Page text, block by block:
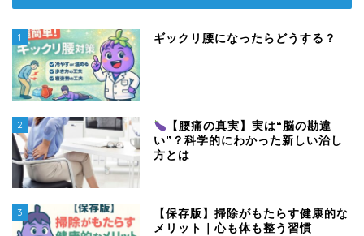
1 ギックリ腰になったらどうする？
2
【腰痛の真実】実は“脳の勘違
い”？科学的にわかった新しい治し
方とは
3
【保存版】掃除がもたらす健康的な
メリット｜心も体も整う習慣